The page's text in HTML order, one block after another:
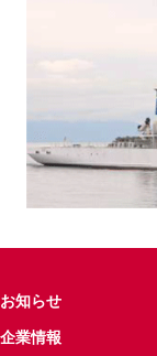
お知らせ
企業情報